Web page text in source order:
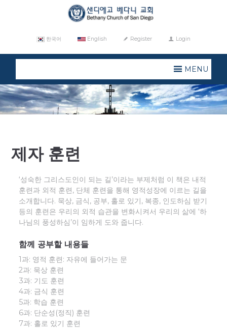
한국어 English Register Login
MENU
제자 훈련
‘성숙한 그리스도인이 되는 길’이라는 부제처럼 이 책은 내적
훈련과 외적 훈련, 단체 훈련을 통해 영적성장에 이르는 길을
소개합니다. 묵상, 금식, 공부, 홀로 있기, 복종, 인도하심 받기
등의 훈련은 우리의 외적 습관을 변화시켜서 우리의 삶에 ‘하
나님의 풍성하심’이 임하게 도와 줍니다.
함께 공부할 내용들
1과: 영적 훈련: 자유에 들어가는 문
2과: 묵상 훈련
3과: 기도 훈련
4과: 금식 훈련
5과: 학습 훈련
6과: 단순성(정직) 훈련
7과: 홀로 있기 훈련